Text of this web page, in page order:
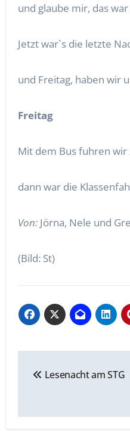
und glaube mir, das
Jetzt war`s die letzte
und Freitag, haben wir
Freitag
Mit dem Bus fuhren wir
dann war die
Von: Jörna, Nele und
(Bild: St)
Lesenacht am STG